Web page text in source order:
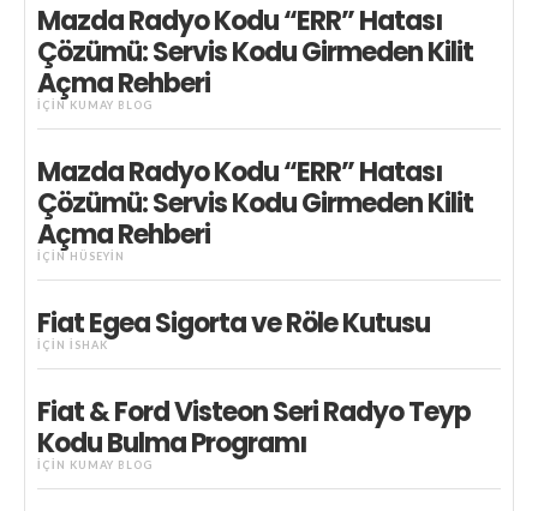
Mazda Radyo Kodu “ERR” Hatası
Çözümü: Servis Kodu Girmeden Kilit
Açma Rehberi
IÇIN KUMAY BLOG
Mazda Radyo Kodu “ERR” Hatası
Çözümü: Servis Kodu Girmeden Kilit
Açma Rehberi
IÇIN HÜSEYIN
Fiat Egea Sigorta ve Röle Kutusu
IÇIN İSHAK
Fiat & Ford Visteon Seri Radyo Teyp
Kodu Bulma Programı
IÇIN KUMAY BLOG